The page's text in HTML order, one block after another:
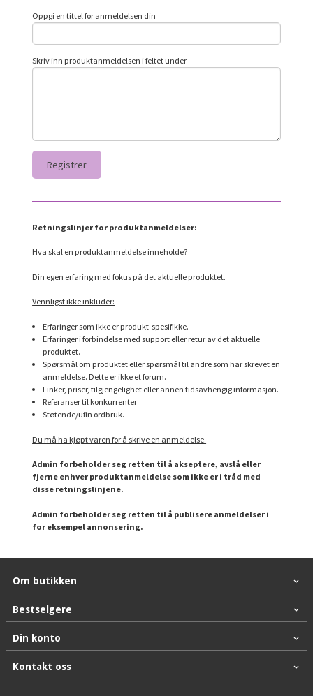
Oppgi en tittel for anmeldelsen din
Skriv inn produktanmeldelsen i feltet under
Retningslinjer for produktanmeldelser:
Hva skal en produktanmeldelse inneholde?
Din egen erfaring med fokus på det aktuelle produktet.
Vennligst ikke inkluder:
Erfaringer som ikke er produkt-spesifikke.
Erfaringer i forbindelse med support eller retur av det aktuelle
produktet.
Spørsmål om produktet eller spørsmål til andre som har skrevet en
anmeldelse. Dette er ikke et forum.
Linker, priser, tilgjengelighet eller annen tidsavhengig informasjon.
Referanser til konkurrenter
Støtende/ufin ordbruk.
Du må ha kjøpt varen for å skrive en anmeldelse.
Admin forbeholder seg retten til å akseptere, avslå eller
fjerne enhver produktanmeldelse som ikke er i tråd med
disse retningslinjene.
Admin forbeholder seg retten til å publisere anmeldelser i
for eksempel annonsering.
Om butikken
Bestselgere
Din konto
Kontakt oss